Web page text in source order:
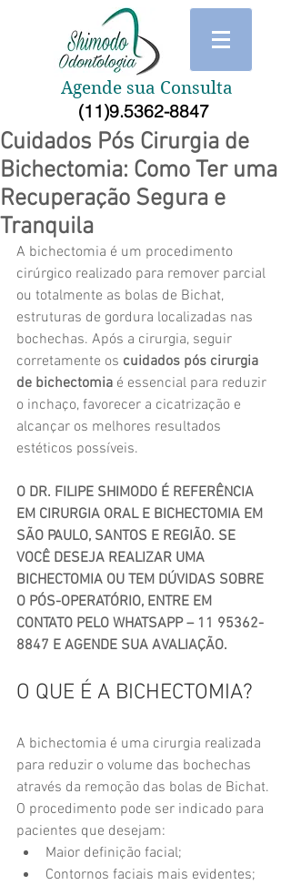
Agende sua Consulta
(11)9.5362-8847
Cuidados Pós Cirurgia de
Bichectomia: Como Ter uma
Recuperação Segura e
Tranquila
A bichectomia é um procedimento
cirúrgico realizado para remover parcial
ou totalmente as bolas de Bichat,
estruturas de gordura localizadas nas
bochechas. Após a cirurgia, seguir
corretamente os cuidados pós cirurgia
de bichectomia é essencial para reduzir
o inchaço, favorecer a cicatrização e
alcançar os melhores resultados
estéticos possíveis.
O DR. FILIPE SHIMODO É REFERÊNCIA
EM CIRURGIA ORAL E BICHECTOMIA EM
SÃO PAULO, SANTOS E REGIÃO. SE
VOCÊ DESEJA REALIZAR UMA
BICHECTOMIA OU TEM DÚVIDAS SOBRE
O PÓS-OPERATÓRIO, ENTRE EM
CONTATO PELO WHATSAPP – 11 95362-
8847 E AGENDE SUA AVALIAÇÃO.
O QUE É A BICHECTOMIA?
A bichectomia é uma cirurgia realizada
para reduzir o volume das bochechas
através da remoção das bolas de Bichat.
O procedimento pode ser indicado para
pacientes que desejam:
Maior definição facial;
Contornos faciais mais evidentes;